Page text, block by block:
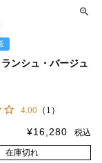
ンシュ・バージュ
4.00 （1）
¥16,280 税込
在庫切れ